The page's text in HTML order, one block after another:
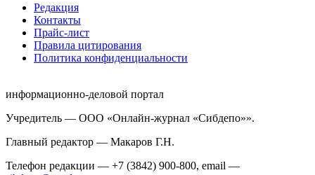
Редакция
Контакты
Прайс-лист
Правила цитирования
Политика конфиденциальности
информационно-деловой портал
Учредитель — ООО «Онлайн-журнал «Сибдепо»».
Главный редактор — Макаров Г.Н.
Телефон редакции — +7 (3842) 900-800, email —